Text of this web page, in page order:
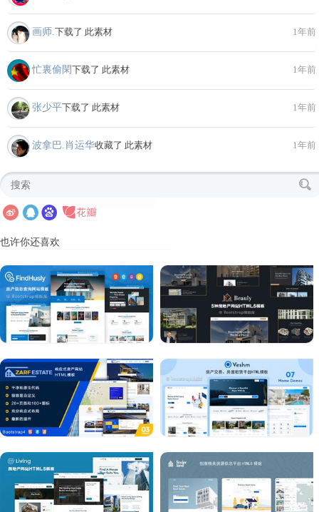
画师. 下载了 此素材 1年前
忙裏偷閑下载了 此素材 1年前
张少平下载了 此素材 1年前
波拿巴.肖运华收藏了 此素材 1年前
也许你还喜欢